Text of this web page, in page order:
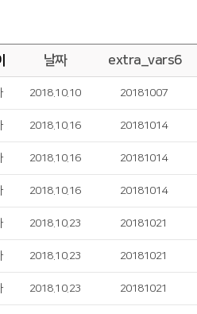
날짜 extra_vars6
2018.10.10 20181007
2018.10.16 20181014
2018.10.16 20181014
2018.10.16 20181014
2018.10.23 20181021
2018.10.23 20181021
2018.10.23 20181021